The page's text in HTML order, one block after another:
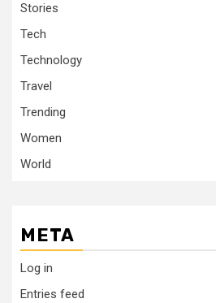
Stories
Tech
Technology
Travel
Trending
Women
World
META
Log in
Entries feed